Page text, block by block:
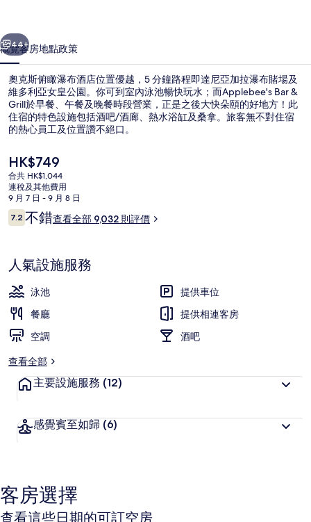
酒
店
相
片
集
個 下一個
44+
概覽客房地點政策
奧克斯俯瞰瀑布酒店位置優越，5 分鐘路程即達尼亞加拉瀑布賭場及
維多利亞女皇公園。你可到室內泳池暢快玩水；而Applebee's Bar &
Grill於早餐、午餐及晚餐時段營業，正是之後大快朵頤的好地方！此
住宿的特色設施包括酒吧/酒廊、熱水浴缸及桑拿。旅客無不對住宿
的熱心員工及位置讚不絕口。
現
價
HK$749
HK$749
合共 HK$1,044
連稅及其他費用
9 月 7 日 - 9 月 8 日
評
價
7.27.2 分，滿分 10 分，
不錯查看全部 9,032 則評價
人氣設施服務
泳池
提供車位
餐廳
提供相連客房
空調
酒吧
查看全部
主要設施服務 (12)
感覺賓至如歸 (6)
客房選擇
查看這些日期的可訂空房